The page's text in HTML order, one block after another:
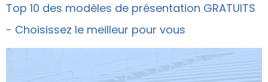
Top 10 des modèles de présentation GRATUITS
- Choisissez le meilleur pour vous